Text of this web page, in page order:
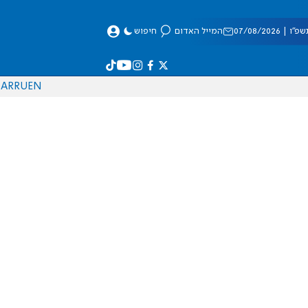
08/2026 המייל האדום חיפוש
EN
RU
AR